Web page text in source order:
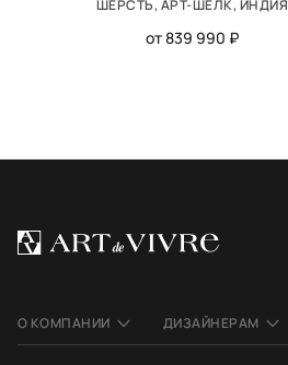
ШЕРСТЬ, АРТ-ШЁЛК, ИНДИЯ
от 839 990 ₽
О КОМПАНИИ ДИЗАЙНЕРАМ